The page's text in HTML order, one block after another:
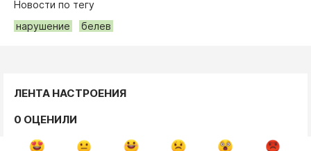
Новости по тегу
нарушение
белев
ЛЕНТА НАСТРОЕНИЯ
0 ОЦЕНИЛИ